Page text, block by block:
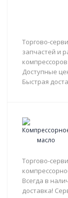
Торгово-
запчастей и
Доступные
Быстрая
Торгово-
Всегда в
доставка!